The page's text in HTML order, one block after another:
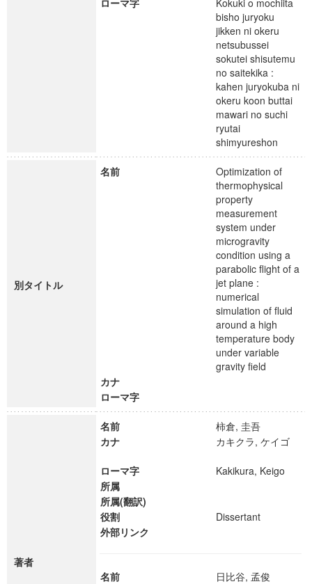
ローマ字
Kokuki o mochiita
bisho juryoku
jikken ni okeru
netsubussei
sokutei shisutemu
no saitekika :
kahen juryokuba ni
okeru koon buttai
mawari no suchi
ryutai
shimyureshon
別タイトル
名前
Optimization of
thermophysical
property
measurement
system under
microgravity
condition using a
parabolic flight of a
jet plane :
numerical
simulation of fluid
around a high
temperature body
under variable
gravity field
カナ
ローマ字
著者
名前
柿倉, 圭吾
カナ
カキクラ, ケイゴ
ローマ字
Kakikura, Keigo
所属
所属(翻訳)
役割
Dissertant
外部リンク
名前
日比谷, 孟俊